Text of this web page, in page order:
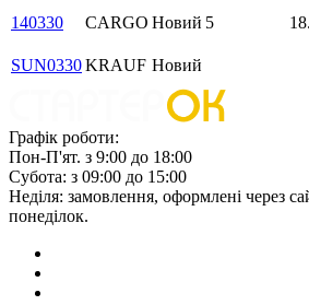
140330
CARGO Новий 5
SUN0330KRAUF Новий
Графік роботи:
Пон-П'ят. з 9:00 до 18:00
Субота: з 09:00 до 15:00
Неділя: замовлення, оформлені через
понеділок.